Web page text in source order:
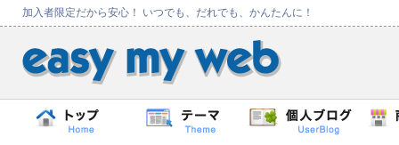
加入者限定だから安心！ いつでも、だれでも、かんたんに！